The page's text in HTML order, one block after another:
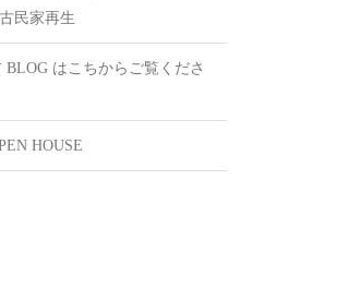
民家再生
BLOG はこちからご覧くださ
HOUSE